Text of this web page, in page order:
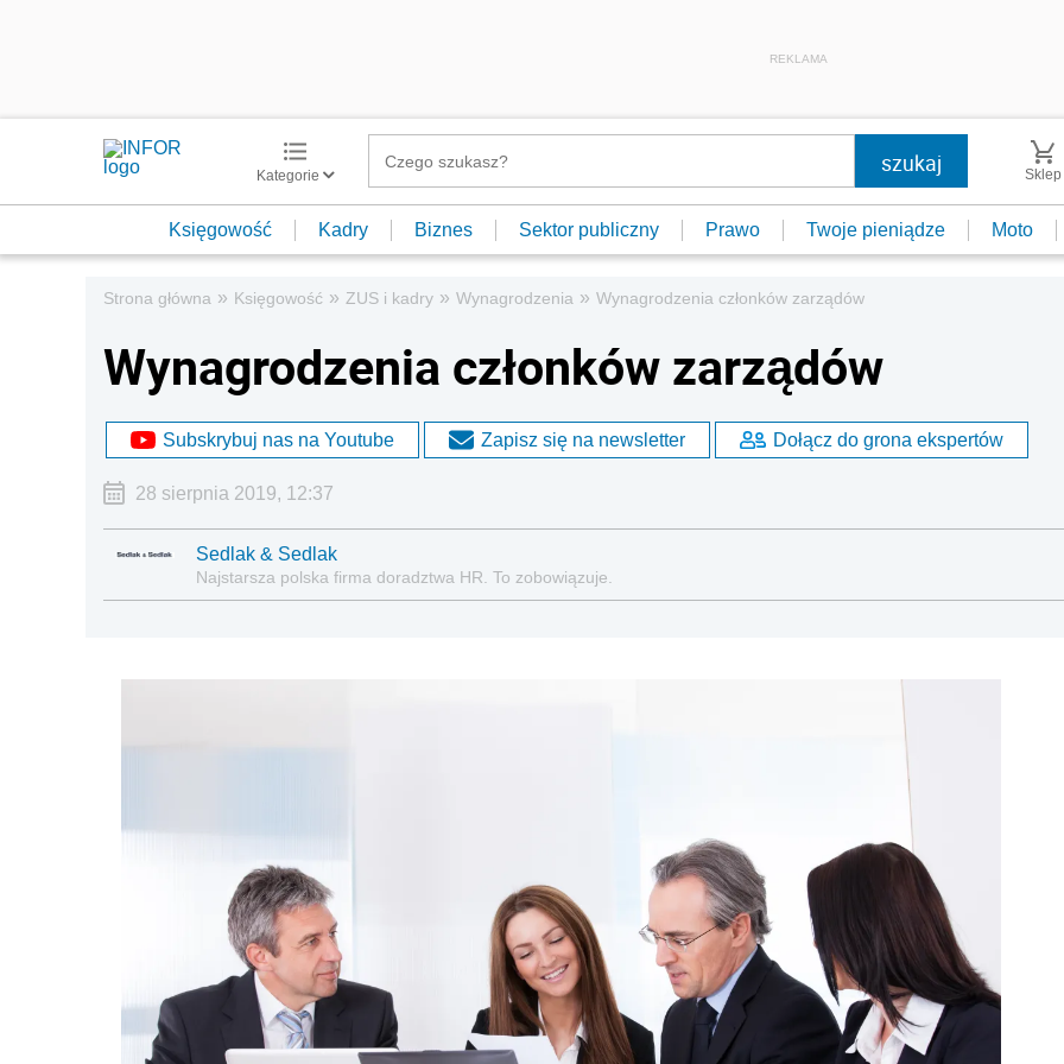
REKLAMA
Kategorie Sklep
Księgowość Kadry Biznes Sektor publiczny Prawo Twoje pieniądze Moto
Strona główna » Księgowość » ZUS i kadry » Wynagrodzenia » Wynagrodzenia członków zarządów
Wynagrodzenia członków zarządów
Subskrybuj nas na Youtube Zapisz się na newsletter Dołącz do grona ekspertów
28 sierpnia 2019, 12:37
Sedlak & Sedlak
Najstarsza polska firma doradztwa HR. To zobowiązuje.